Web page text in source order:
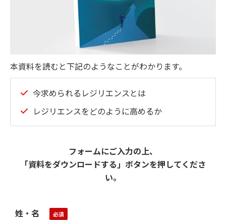
本資料を読むと下記のようなことがわかります。
今求められるレジリエンスとは
レジリエンスをどのように高めるか
フォームにご入力の上、
「資料をダウンロードする」ボタンを押してくださ
い。
姓・名